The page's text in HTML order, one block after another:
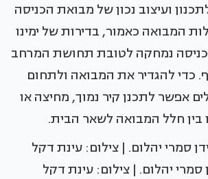
ועיצוב נכון של מבואת הכניסה
המבואה כאמור, בדירות של ימינו
נמחקה לטובת תחושת המרחב
להגדיר את המבואה ולתחום
אפשר לתכנן קיר נמוך, מחיצה או
בין חלל המבואה לשאר הבית.
סמרי יהלום. | צילום: עינת דקל